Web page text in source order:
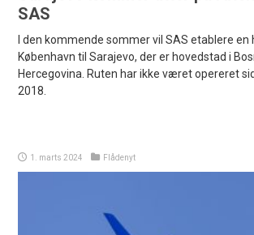
SAS
I den kommende sommer vil SAS etablere
København til Sarajevo, der er hovedstad i
Hercegovina. Ruten har ikke været opereret
2018.
1. marts 2024 Flådenyt